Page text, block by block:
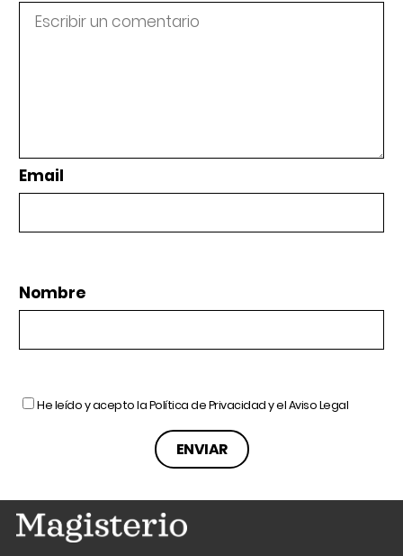
Email
Nombre
He leído y acepto laPolítica de Privacidady elAviso Legal